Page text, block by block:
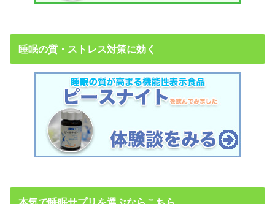
睡眠の質・ストレス対策に効く